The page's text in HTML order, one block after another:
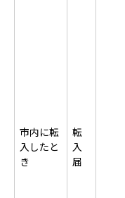
市内に転
入したと
き
転
入
届